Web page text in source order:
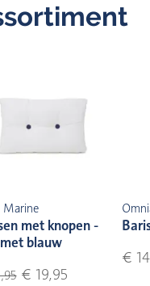
Marine
met knopen -
blauw
€ 19,95
€